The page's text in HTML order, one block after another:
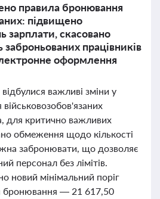
правила бронювання
підвищено
зарплати, скасовано
заброньованих працівників
оформлення
важливі зміни у
для критично важливих
обмеження щодо кількості
забронювати, що дозволяє
персонал без лімітів.
новий мінімальний поріг
бронювання — 21 617,50